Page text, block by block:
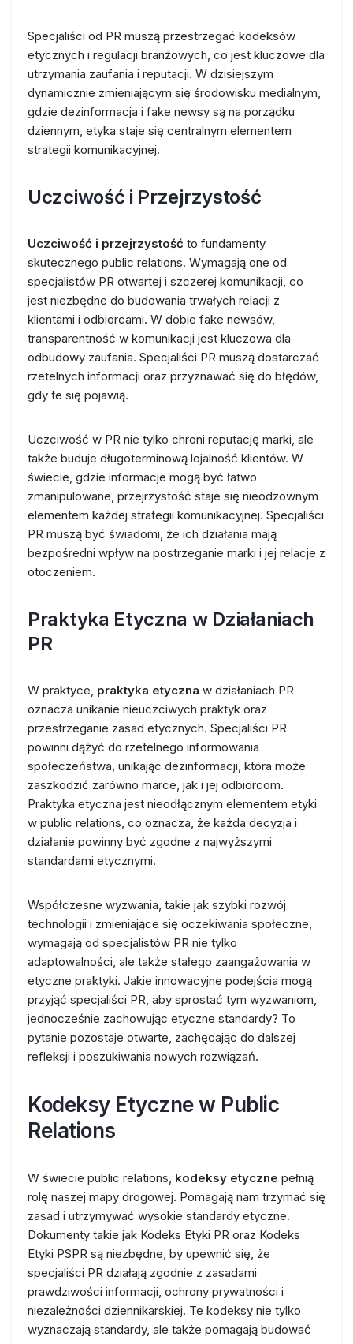
Specjaliści od PR muszą przestrzegać kodeksów
etycznych i regulacji branżowych, co jest kluczowe dla
utrzymania zaufania i reputacji. W dzisiejszym
dynamicznie zmieniającym się środowisku medialnym,
gdzie dezinformacja i fake newsy są na porządku
dziennym, etyka staje się centralnym elementem
strategii komunikacyjnej.
Uczciwość i Przejrzystość
Uczciwość i przejrzystość to fundamenty
skutecznego public relations. Wymagają one od
specjalistów PR otwartej i szczerej komunikacji, co
jest niezbędne do budowania trwałych relacji z
klientami i odbiorcami. W dobie fake newsów,
transparentność w komunikacji jest kluczowa dla
odbudowy zaufania. Specjaliści PR muszą dostarczać
rzetelnych informacji oraz przyznawać się do błędów,
gdy te się pojawią.
Uczciwość w PR nie tylko chroni reputację marki, ale
także buduje długoterminową lojalność klientów. W
świecie, gdzie informacje mogą być łatwo
zmanipulowane, przejrzystość staje się nieodzownym
elementem każdej strategii komunikacyjnej. Specjaliści
PR muszą być świadomi, że ich działania mają
bezpośredni wpływ na postrzeganie marki i jej relacje z
otoczeniem.
Praktyka Etyczna w Działaniach
PR
W praktyce, praktyka etyczna w działaniach PR
oznacza unikanie nieuczciwych praktyk oraz
przestrzeganie zasad etycznych. Specjaliści PR
powinni dążyć do rzetelnego informowania
społeczeństwa, unikając dezinformacji, która może
zaszkodzić zarówno marce, jak i jej odbiorcom.
Praktyka etyczna jest nieodłącznym elementem etyki
w public relations, co oznacza, że każda decyzja i
działanie powinny być zgodne z najwyższymi
standardami etycznymi.
Współczesne wyzwania, takie jak szybki rozwój
technologii i zmieniające się oczekiwania społeczne,
wymagają od specjalistów PR nie tylko
adaptowalności, ale także stałego zaangażowania w
etyczne praktyki. Jakie innowacyjne podejścia mogą
przyjąć specjaliści PR, aby sprostać tym wyzwaniom,
jednocześnie zachowując etyczne standardy? To
pytanie pozostaje otwarte, zachęcając do dalszej
refleksji i poszukiwania nowych rozwiązań.
Kodeksy Etyczne w Public
Relations
W świecie public relations, kodeksy etyczne pełnią
rolę naszej mapy drogowej. Pomagają nam trzymać się
zasad i utrzymywać wysokie standardy etyczne.
Dokumenty takie jak Kodeks Etyki PR oraz Kodeks
Etyki PSPR są niezbędne, by upewnić się, że
specjaliści PR działają zgodnie z zasadami
prawdziwości informacji, ochrony prywatności i
niezależności dziennikarskiej. Te kodeksy nie tylko
wyznaczają standardy, ale także pomagają budować